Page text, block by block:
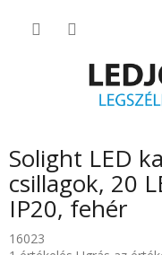
Solight LED
csillagok, 20
IP20, fehér
16023